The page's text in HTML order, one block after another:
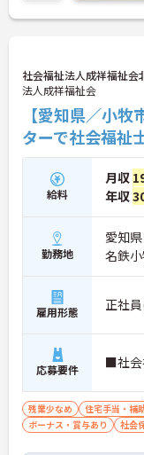
社会福祉法人成祥福祉
法人成祥福祉会
【愛知県／小
ターで社会福祉
給料
月収
年収
勤務地
愛知
名鉄
雇用形態 正社
応募要件 ■社会
残業少なめ 住宅手当・補
ボーナス・賞与あり
社会